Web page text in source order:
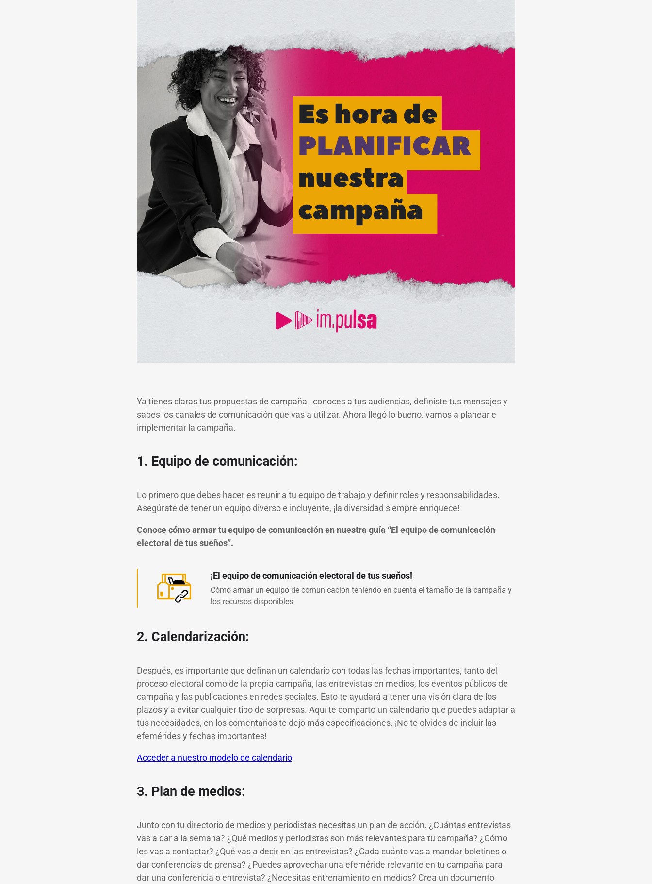
Ya tienes claras tus propuestas de campaña , conoces a tus audiencias, definiste tus mensajes y
sabes los canales de comunicación que vas a utilizar. Ahora llegó lo bueno, vamos a planear e
implementar la campaña.
1. Equipo de comunicación:
Lo primero que debes hacer es reunir a tu equipo de trabajo y definir roles y responsabilidades.
Asegúrate de tener un equipo diverso e incluyente, ¡la diversidad siempre enriquece!
Conoce cómo armar tu equipo de comunicación en nuestra guía “El equipo de comunicación
electoral de tus sueños”.
¡El equipo de comunicación electoral de tus sueños!
Cómo armar un equipo de comunicación teniendo en cuenta el tamaño de la campaña y
los recursos disponibles
2. Calendarización:
Después, es importante que definan un calendario con todas las fechas importantes, tanto del
proceso electoral como de la propia campaña, las entrevistas en medios, los eventos públicos de
campaña y las publicaciones en redes sociales. Esto te ayudará a tener una visión clara de los
plazos y a evitar cualquier tipo de sorpresas. Aquí te comparto un calendario que puedes adaptar a
tus necesidades, en los comentarios te dejo más especificaciones. ¡No te olvides de incluir las
efemérides y fechas importantes!
Acceder a nuestro modelo de calendario
3. Plan de medios:
Junto con tu directorio de medios y periodistas necesitas un plan de acción. ¿Cuántas entrevistas
vas a dar a la semana? ¿Qué medios y periodistas son más relevantes para tu campaña? ¿Cómo
les vas a contactar? ¿Qué vas a decir en las entrevistas? ¿Cada cuánto vas a mandar boletines o
dar conferencias de prensa? ¿Puedes aprovechar una efeméride relevante en tu campaña para
dar una conferencia o entrevista? ¿Necesitas entrenamiento en medios? Crea un documento